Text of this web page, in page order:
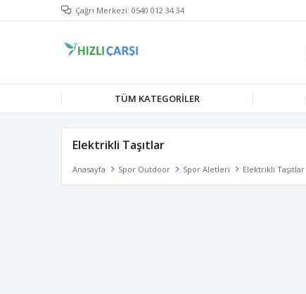
Çağrı Merkezi: 0540 012 34 34
TÜM KATEGORILER
Elektrikli Taşıtlar
Anasayfa Spor Outdoor Spor Aletleri Elektrikli Taşıtlar